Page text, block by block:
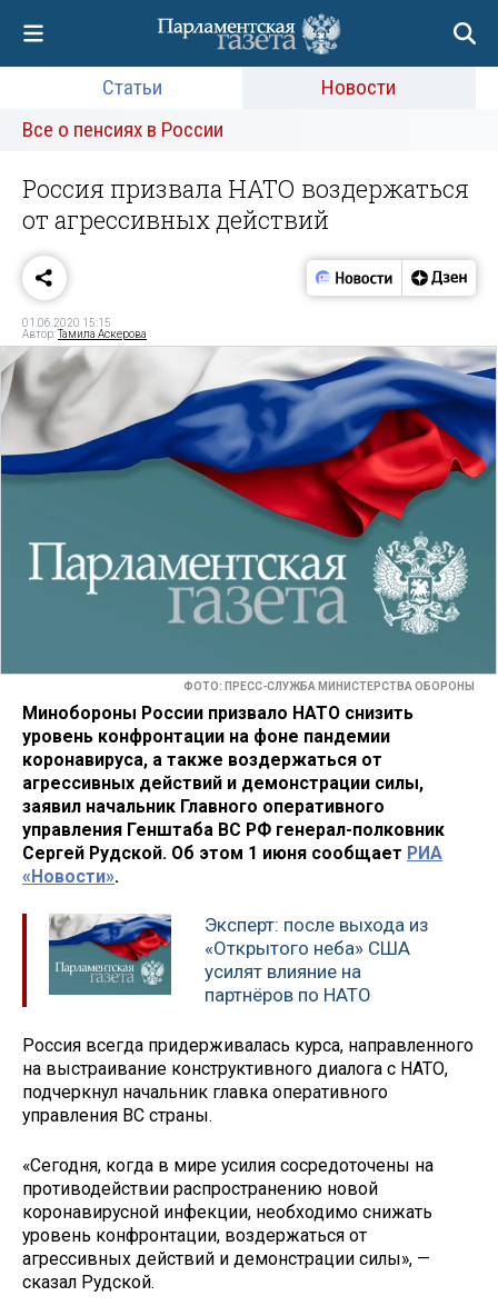
Статьи
Новости
Все о пенсиях в России
Россия призвала НАТО воздержаться
от агрессивных действий
01.06.2020 15:15
Автор:Тамила Аскерова
ФОТО: ПРЕСС-СЛУЖБА МИНИСТЕРСТВА ОБОРОНЫ
Минобороны России призвало НАТО снизить
уровень конфронтации на фоне пандемии
коронавируса, а также воздержаться от
агрессивных действий и демонстрации силы,
заявил начальник Главного оперативного
управления Генштаба ВС РФ генерал-полковник
Сергей Рудской. Об этом 1 июня сообщает РИА
«Новости».
Эксперт: после выхода из
«Открытого неба» США
усилят влияние на
партнёров по НАТО
Россия всегда придерживалась курса, направленного
на выстраивание конструктивного диалога с НАТО,
подчеркнул начальник главка оперативного
управления ВС страны.
«Сегодня, когда в мире усилия сосредоточены на
противодействии распространению новой
коронавирусной инфекции, необходимо снижать
уровень конфронтации, воздержаться от
агрессивных действий и демонстрации силы», —
сказал Рудской.